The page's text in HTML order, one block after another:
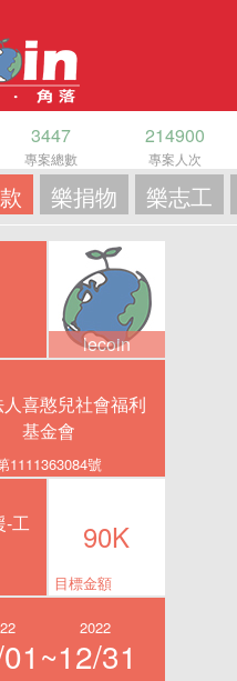
3447
專案總數
214900
專案人次
樂捐物 樂志工
lecoin
喜憨兒社會福利
基金會
1111363084號
-工
90K
目標金額
2022
12/31